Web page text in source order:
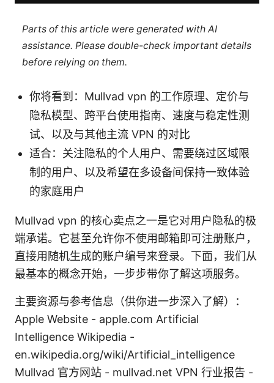
Parts of this article were generated with AI
assistance. Please double-check important details
before relying on them.
你将看到：Mullvad vpn 的工作原理、定价与
隐私模型、跨平台使用指南、速度与稳定性测
试、以及与其他主流 VPN 的对比
适合：关注隐私的个人用户、需要绕过区域限
制的用户、以及希望在多设备间保持一致体验
的家庭用户
Mullvad vpn 的核心卖点之一是它对用户隐私的极
端承诺。它甚至允许你不使用邮箱即可注册账户，
直接用随机生成的账户编号来登录。下面，我们从
最基本的概念开始，一步步带你了解这项服务。
主要资源与参考信息（供你进一步深入了解）：
Apple Website - apple.com Artificial
Intelligence Wikipedia -
en.wikipedia.org/wiki/Artificial_intelligence
Mullvad 官方网站 - mullvad.net VPN 行业报告 -